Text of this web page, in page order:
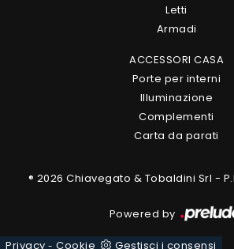
Letti
Armadi
ACCESSORI CASA
Porte per interni
Illuminazione
Complementi
Carta da parati
® 2026 Chiavegato & Tobaldini Srl -
Powered by
Privacy - Cookie Gestisci i consensi